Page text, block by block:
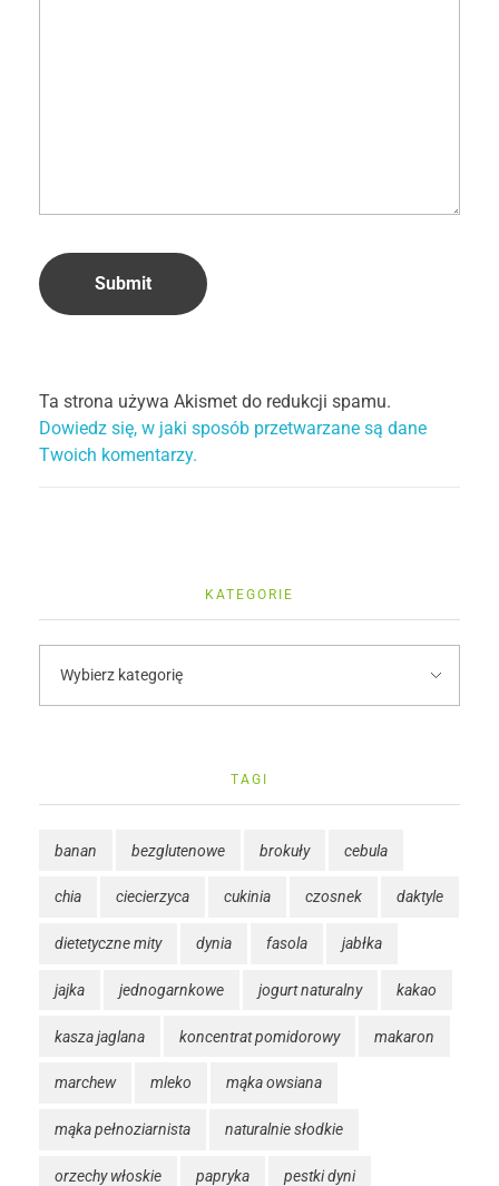
Ta strona używa Akismet do redukcji spamu.
Dowiedz się, w jaki sposób przetwarzane są dane
Twoich komentarzy.
KATEGORIE
TAGI
banan bezglutenowe brokuły cebula
chia ciecierzyca cukinia czosnek daktyle
dietetyczne mity dynia fasola jabłka
jajka jednogarnkowe jogurt naturalny kakao
kasza jaglana koncentrat pomidorowy makaron
marchew mleko mąka owsiana
mąka pełnoziarnista naturalnie słodkie
orzechy włoskie papryka pestki dyni